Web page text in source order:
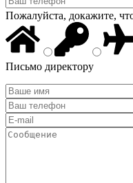
Пожалуйста, докажите,
Письмо директору